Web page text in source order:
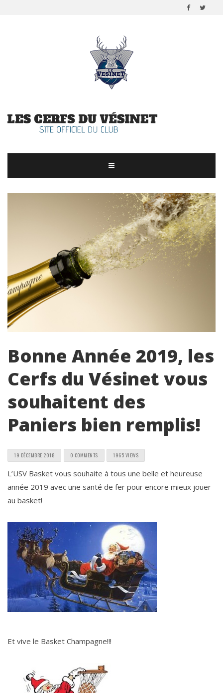
Bonne Année 2019, les
Cerfs du Vésinet vous
souhaitent des
Paniers bien remplis!
19 DÉCEMBRE 2018 0 COMMENTS 1965 VIEWS
L’USV Basket vous souhaite à tous une belle et heureuse
année 2019 avec une santé de fer pour encore mieux jouer
au basket!
Et vive le Basket Champagne!!!